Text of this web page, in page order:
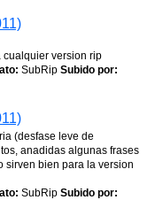
cualquier version rip
SubRip Subido por:
(desfase leve de
anadidas algunas frases
sirven bien para la version
SubRip Subido por: